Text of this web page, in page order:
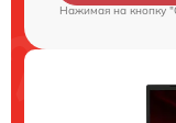
Нажимая на кнопку